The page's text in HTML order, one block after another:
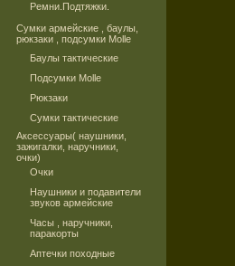
Ремни.Подтяжки.
Сумки армейские , баулы,
рюкзаки , подсумки Molle
Баулы тактические
Подсумки Molle
Рюкзаки
Сумки тактические
Аксессуары( наушники,
зажигалки, наручники,
очки)
Очки
Наушники и подавители
звуков армейские
Часы , наручники,
паракорты
Аптечки походные